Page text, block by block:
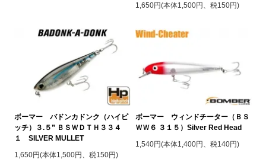
1,650円(本体1,500円、税150円)
ボーマー バドンカドンク（ハイピ
ッチ）３.５” ＢＳＷＤＴＨ３３４
１ SILVER MULLET
1,650円(本体1,500円、税150円)
ボーマー ウィンドチーター（ＢＳ
ＷＷ６ ３１５）Silver Red Head
1,540円(本体1,400円、税140円)